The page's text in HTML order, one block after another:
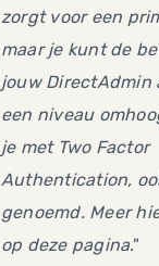
zorgt voor een
maar je kunt de
jouw DirectAdmin
een niveau
je met Two Factor
Authentication,
genoemd. Meer
op deze pagina."